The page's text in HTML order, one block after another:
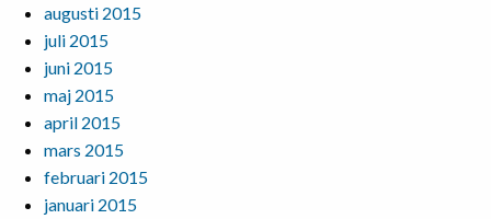
augusti 2015
juli 2015
juni 2015
maj 2015
april 2015
mars 2015
februari 2015
januari 2015